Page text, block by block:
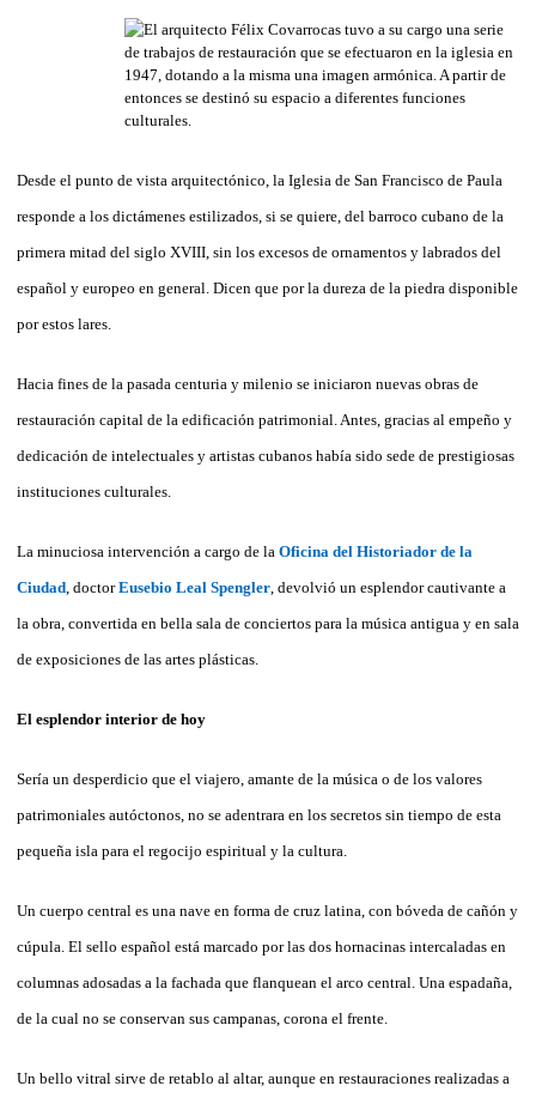
Desde el punto de vista arquitectónico, la Iglesia de San Francisco de Paula
responde a los dictámenes estilizados, si se quiere, del barroco cubano de la
primera mitad del siglo XVIII, sin los excesos de ornamentos y labrados del
español y europeo en general. Dicen que por la dureza de la piedra disponible
por estos lares.
Hacia fines de la pasada centuria y milenio se iniciaron nuevas obras de
restauración capital de la edificación patrimonial. Antes, gracias al empeño y
dedicación de intelectuales y artistas cubanos había sido sede de prestigiosas
instituciones culturales.
La minuciosa intervención a cargo de la Oficina del Historiador de la
Ciudad, doctorEusebio Leal Spengler, devolvió un esplendor cautivante a
la obra, convertida en bella sala de conciertos para la música antigua y en sala
de exposiciones de las artes plásticas.
El esplendor interior de hoy
Sería un desperdicio que el viajero, amante de la música o de los valores
patrimoniales autóctonos, no se adentrara en los secretos sin tiempo de esta
pequeña isla para el regocijo espiritual y la cultura.
Un cuerpo central es una nave en forma de cruz latina, con bóveda de cañón y
cúpula. El sello español está marcado por las dos hornacinas intercaladas en
columnas adosadas a la fachada que flanquean el arco central. Una espadaña,
de la cual no se conservan sus campanas, corona el frente.
Un bello vitral sirve de retablo al altar, aunque en restauraciones realizadas a